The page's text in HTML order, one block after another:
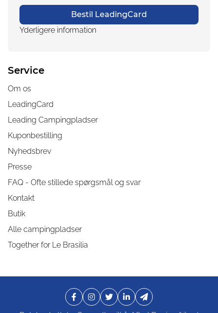
Service
Om os
LeadingCard
Leading Campingpladser
Kuponbestilling
Nyhedsbrev
Presse
FAQ - Ofte stillede spørgsmål og svar
Kontakt
Butik
Alle campingpladser
Together for Le Brasilia
Bestil LeadingCard
Yderligere information